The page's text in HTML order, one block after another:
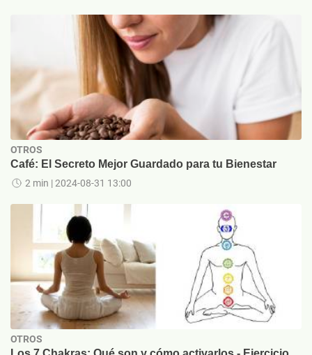
OTROS
Café: El Secreto Mejor Guardado para tu Bienestar
2 min | 2024-08-31 13:00
OTROS